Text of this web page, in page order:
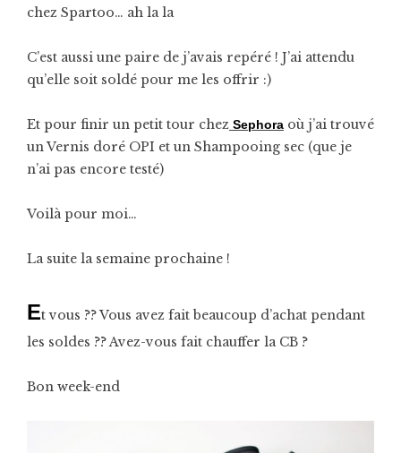
chez Spartoo… ah la la
C’est aussi une paire de j’avais repéré ! J’ai attendu
qu’elle soit soldé pour me les offrir :)
Et pour finir un petit tour chez Sephora où j’ai trouvé
un Vernis doré OPI et un Shampooing sec (que je
n’ai pas encore testé)
Voilà pour moi…
La suite la semaine prochaine !
Et vous ?? Vous avez fait beaucoup d’achat pendant
les soldes ?? Avez-vous fait chauffer la CB ?
Bon week-end